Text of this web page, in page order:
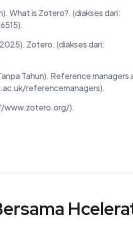
What is Zotero?. (diakses dari:
Zotero. (diakses dari:
Tahun). Reference managers
referencemanagers).
www.zotero.org/).